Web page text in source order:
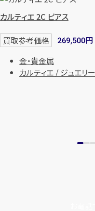
カルティエ 2C ピアス
買取参考価格 269,500円
金・貴金属
カルティエ / ジュエリー